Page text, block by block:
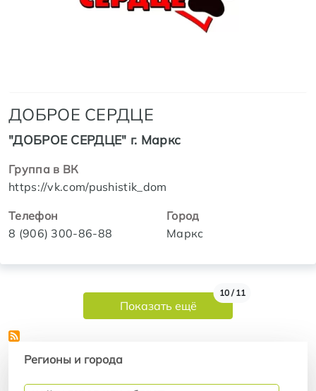
ДОБРОЕ СЕРДЦЕ
"ДОБРОЕ СЕРДЦЕ" г. Маркс
Группа в ВК
https://vk.com/pushistik_dom
Телефон
8 (906) 300-86-88
Город
Маркс
Показать ещё
10 / 11
Регионы и города